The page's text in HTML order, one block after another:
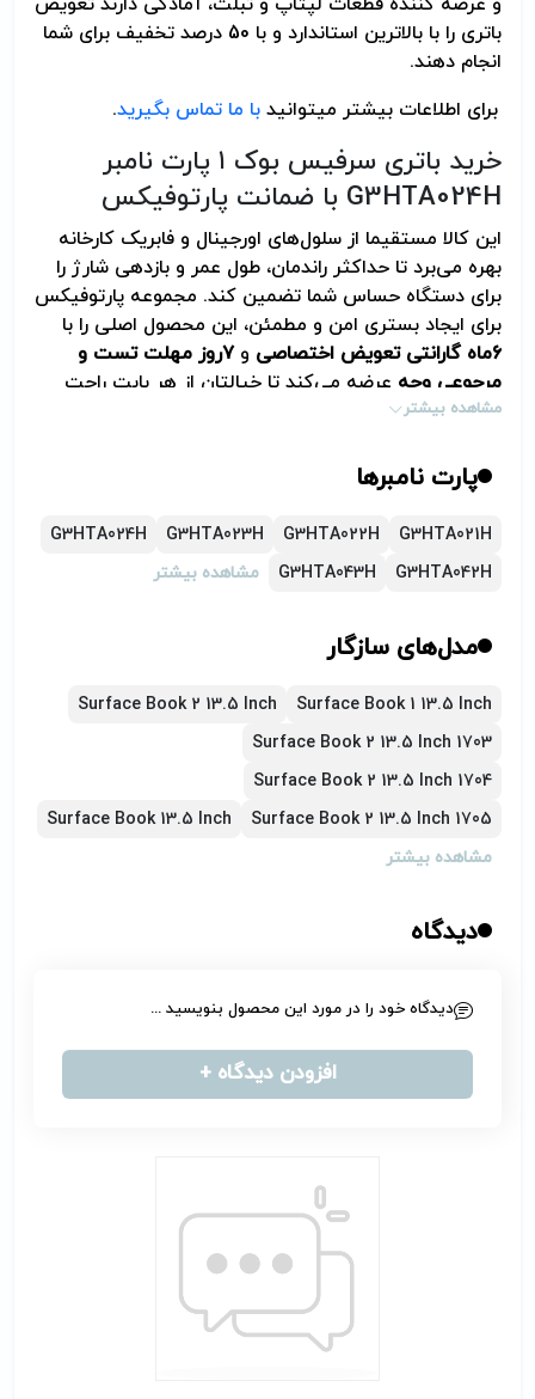
باتری را با بالاترین استاندارد و با 50 درصد تخفیف برای شما
انجام دهند.
برای اطلاعات بیشتر می­توانید با ما تماس بگیرید.
خرید باتری سرفیس بوک ۱ پارت نامبر
G3HTA024H با ضمانت پارتوفیکس
این کالا مستقیما از سلول‌های اورجینال و فابریک کارخانه
بهره می‌برد تا حداکثر راندمان، طول عمر و بازدهی شارژ را
برای دستگاه حساس شما تضمین کند. مجموعه پارتوفیکس
برای ایجاد بستری امن و مطمئن، این محصول اصلی را با
۶ماه گارانتی تعویض اختصاصی و۷روز مهلت تست و
مرجوعی وجه عرضه می‌کند تا خیالتان از هر بابت راحت
باشد.
مشاهده بیشتر
پارت نامبرها
G3HTA021H
G3HTA022H
G3HTA023H
G3HTA024H
G3HTA042H
G3HTA043H مشاهده بیشتر
مدل‌های سازگار
Surface Book 1 13.5 Inch
Surface Book 2 13.5 Inch
Surface Book 2 13.5 Inch 1703
Surface Book 2 13.5 Inch 1704
Surface Book 2 13.5 Inch 1705
Surface Book 13.5 Inch
مشاهده بیشتر
دیدگاه
دیدگاه خود را در مورد این محصول بنویسید ...
افزودن دیدگاه +